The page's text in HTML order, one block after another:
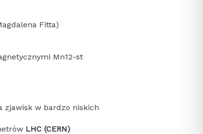
Fitta)
Mn12-st
zjawisk w bardzo niskich
LHC (CERN)